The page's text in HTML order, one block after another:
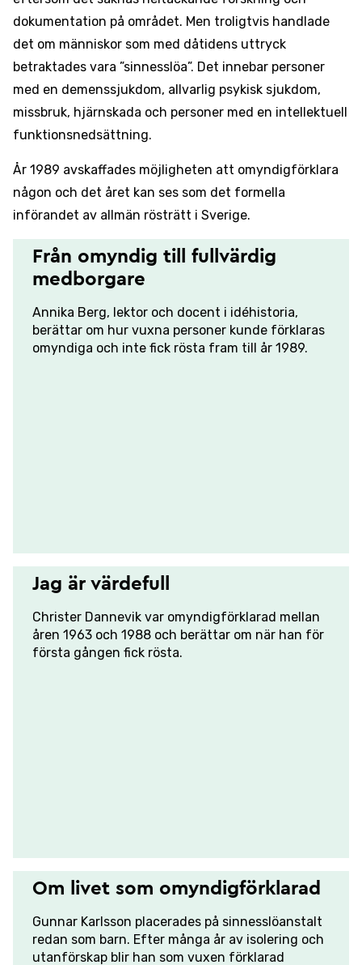
dokumentation på området. Men troligtvis handlade
det om människor som med dåtidens uttryck
betraktades vara ”sinnesslöa”. Det innebar personer
med en demenssjukdom, allvarlig psykisk sjukdom,
missbruk, hjärnskada och personer med en intellektuell
funktionsnedsättning.
År 1989 avskaffades möjligheten att omyndigförklara
någon och det året kan ses som det formella
införandet av allmän rösträtt i Sverige.
Från omyndig till fullvärdig
medborgare
Annika Berg, lektor och docent i idéhistoria,
berättar om hur vuxna personer kunde förklaras
omyndiga och inte fick rösta fram till år 1989.
Jag är värdefull
Christer Dannevik var omyndigförklarad mellan
åren 1963 och 1988 och berättar om när han för
första gången fick rösta.
Om livet som omyndigförklarad
Gunnar Karlsson placerades på sinnesslöanstalt
redan som barn. Efter många år av isolering och
utanförskap blir han som vuxen förklarad